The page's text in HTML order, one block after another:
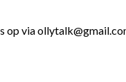
op via